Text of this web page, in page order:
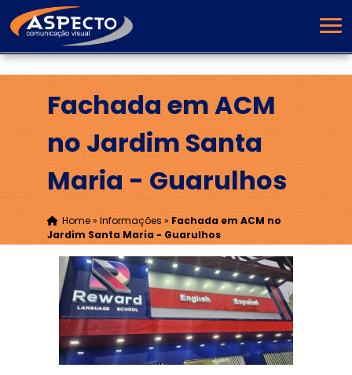
Fachada em ACM
no Jardim Santa
Maria - Guarulhos
Home» Informações » Fachada em ACM no
Jardim Santa Maria - Guarulhos